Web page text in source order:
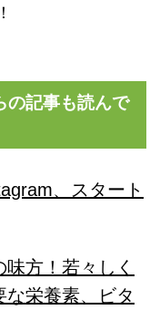
の記事も読んで
、スタート
方！若々しく
栄養素、ビタ